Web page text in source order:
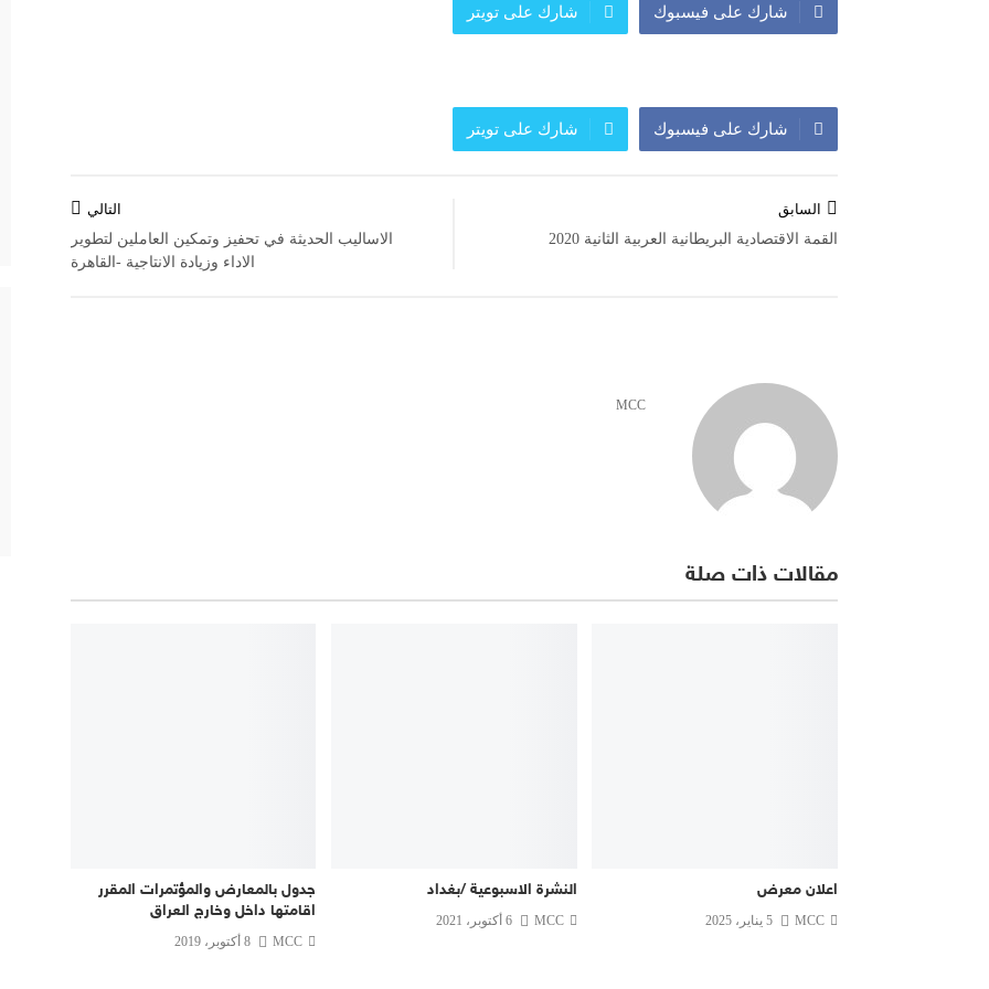
معرض
النشرة الشهرية لاسعار المواد الرئيسية
شارك على فيسبوك شارك على تويتر
شارك على فيسبوك شارك على تويتر
المقالات
السابق
القمة الاقتصادية البريطانية العربية الثانية 2020
التالي
الاساليب الحديثة في تحفيز وتمكين العاملين لتطوير
الاداء وزيادة الانتاجية -القاهرة
MCC
مقالات ذات صلة
اعلان معرض
MCC 5 يناير، 2025
النشرة الاسبوعية /بغداد
MCC 6 أكتوبر، 2021
جدول بالمعارض والمؤتمرات المقرر
اقامتها داخل وخارج العراق
MCC 8 أكتوبر، 2019